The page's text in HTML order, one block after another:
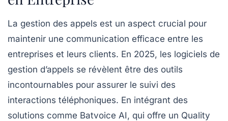
La gestion des appels est un aspect crucial pour
maintenir une communication efficace entre les
entreprises et leurs clients. En 2025, les logiciels de
gestion d’appels se révèlent être des outils
incontournables pour assurer le suivi des
interactions téléphoniques. En intégrant des
solutions comme Batvoice AI , qui offre un Quality